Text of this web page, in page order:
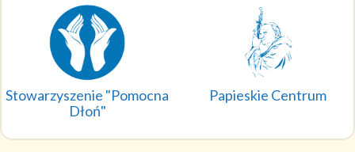
Stowarzyszenie "Pomocna
Dłoń"
Papieskie Centrum